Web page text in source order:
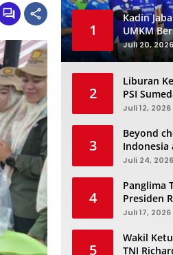
1
Kadin
UMKM
Siliwangi
Piala
Juli 20, 2026
2
Liburan
PSI
Kibarkan
Juli 12, 2026
3
Beyond
Indonesia
are
Juli 24, 2026
4
Panglima
Presiden
Terpadu
Juli 17, 2026
5
Wakil
TNI